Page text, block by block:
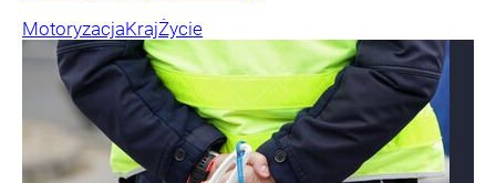
MotoryzacjaKrajŻycie